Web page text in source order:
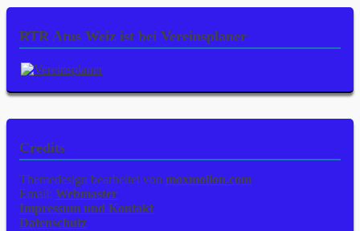
RTR Atus Weiz ist bei Vereinsplaner
Credits
Themedesign bearbeitet von moxmolion.com
Email: Webmaster
Impressum und Kontakt
Datenschutz